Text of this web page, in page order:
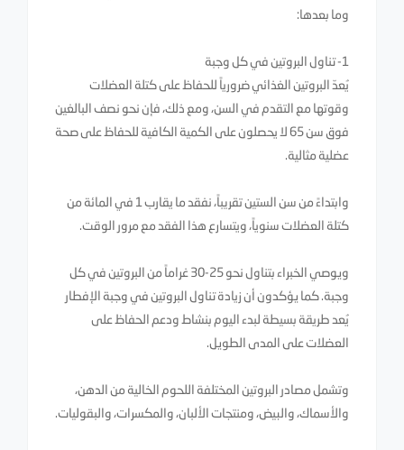
وما بعدها:
1- تناول البروتين في كل وجبة
يُعدّ البروتين الغذائي ضرورياً للحفاظ على كتلة العضلات
وقوتها مع التقدم في السن، ومع ذلك، فإن نحو نصف البالغين
فوق سن 65 لا يحصلون على الكمية الكافية للحفاظ على صحة
عضلية مثالية.
وابتداءً من سن الستين تقريباً، نفقد ما يقارب 1 في المائة من
كتلة العضلات سنوياً، ويتسارع هذا الفقد مع مرور الوقت.
ويوصي الخبراء بتناول نحو 25-30 غراماً من البروتين في كل
وجبة. كما يؤكدون أن زيادة تناول البروتين في وجبة الإفطار
يُعد طريقة بسيطة لبدء اليوم بنشاط ودعم الحفاظ على
العضلات على المدى الطويل.
وتشمل مصادر البروتين المختلفة اللحوم الخالية من الدهن،
والأسماك، والبيض، ومنتجات الألبان، والمكسرات، والبقوليات.